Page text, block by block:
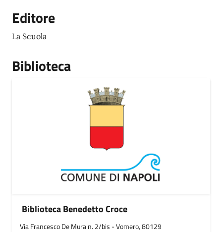
Editore
La Scuola
Biblioteca
Biblioteca Benedetto Croce
Via Francesco De Mura n. 2/bis - Vomero, 80129